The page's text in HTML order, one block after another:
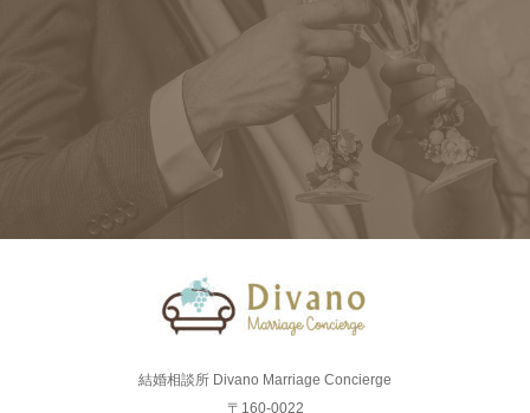
結婚相談所 Divano Marriage Concierge
〒160-0022